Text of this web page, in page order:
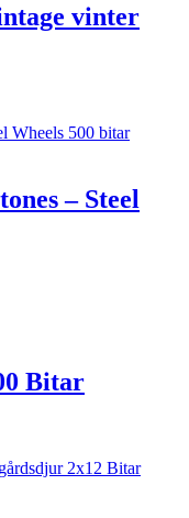
vinter
– Steel
Bitar